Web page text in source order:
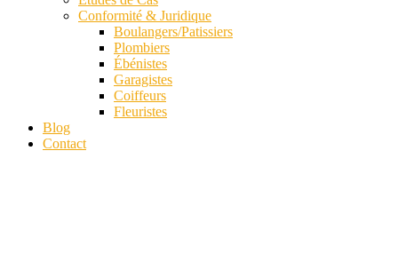
Conformité & Juridique
Boulangers/Patissiers
Plombiers
Ébénistes
Garagistes
Coiffeurs
Fleuristes
Blog
Contact